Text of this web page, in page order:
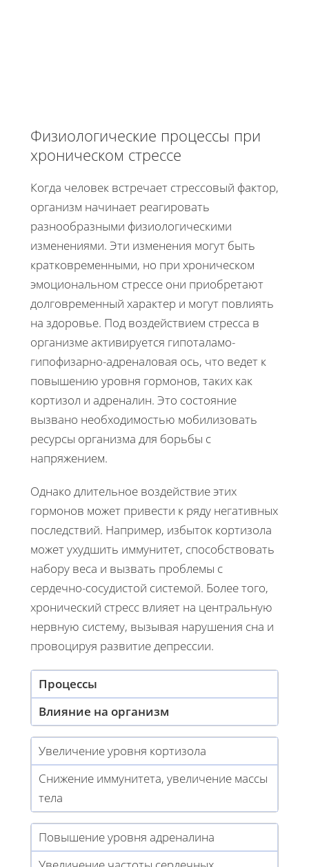
Физиологические процессы при
хроническом стрессе
Когда человек встречает стрессовый фактор,
организм начинает реагировать
разнообразными физиологическими
изменениями. Эти изменения могут быть
кратковременными, но при хроническом
эмоциональном стрессе они приобретают
долговременный характер и могут повлиять
на здоровье. Под воздействием стресса в
организме активируется гипоталамо-
гипофизарно-адреналовая ось, что ведет к
повышению уровня гормонов, таких как
кортизол и адреналин. Это состояние
вызвано необходимостью мобилизовать
ресурсы организма для борьбы с
напряжением.
Однако длительное воздействие этих
гормонов может привести к ряду негативных
последствий. Например, избыток кортизола
может ухудшить иммунитет, способствовать
набору веса и вызвать проблемы с
сердечно-сосудистой системой. Более того,
хронический стресс влияет на центральную
нервную систему, вызывая нарушения сна и
провоцируя развитие депрессии.
Процессы
Влияние на организм
Увеличение уровня кортизола
Снижение иммунитета, увеличение массы
тела
Повышение уровня адреналина